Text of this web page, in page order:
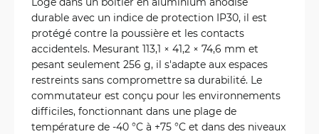
durable avec un indice de protection IP30, il est
protégé contre la poussière et les contacts
accidentels. Mesurant 113,1 × 41,2 × 74,6 mm et
pesant seulement 256 g, il s'adapte aux espaces
restreints sans compromettre sa durabilité. Le
commutateur est conçu pour les environnements
difficiles, fonctionnant dans une plage de
température de -40 °C à +75 °C et dans des niveaux